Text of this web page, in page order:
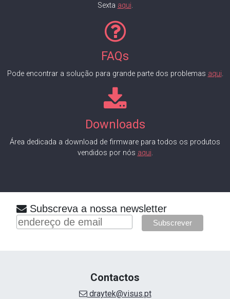
Sexta aqui.
FAQs
Pode encontrar a solução para grande parte dos problemas aqui.
Downloads
Área dedicada a download de firmware para todos os produtos
vendidos por nós aqui.
Subscreva a nossa newsletter
Contactos
draytek@visus.pt